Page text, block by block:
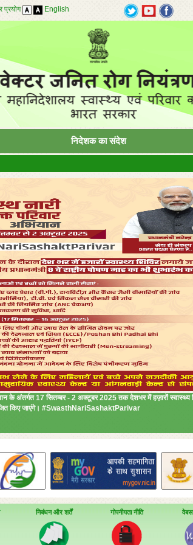
प्रयोग English
निदेशक का संदेश
के अंतर्गत 17 सितम्बर - 2 अक्टूबर 2025 तक देशभर में हज़ारों स्वास्थ्य
किए जाएंगे। #SwasthNariSashaktParivar
निबंधन और शर्तें गोपनीयता नीति